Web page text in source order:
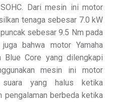
Dari mesin ini motor
tenaga sebesar 7.0 kW
sebesar 9.5 Nm pada
bahwa motor Yamaha
Blue Core yang dilengkapi
mesin ini motor
suara yang halus ketika
pengalaman berbeda ketika